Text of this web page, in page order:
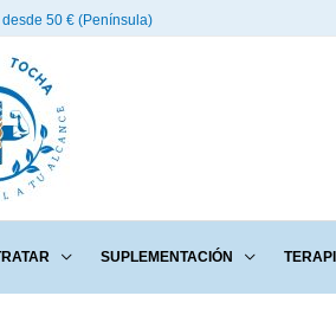
desde 50 € (Península)
SUPLEMENTACIÓN